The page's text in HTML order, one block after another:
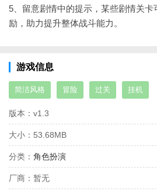
5、留意剧情中的提示，某些剧情关
励，助力提升整体战斗能力。
游戏信息
简洁风格 冒险 过关 挂机
版本： v1.3
大小： 53.68MB
分类： 角色扮演
厂商： 暂无